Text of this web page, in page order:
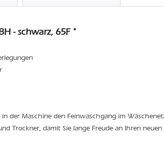
- schwarz, 65F "
der Maschine den Feinwaschgang im
Trockner, damit Sie lange Freude an Ihren neuen